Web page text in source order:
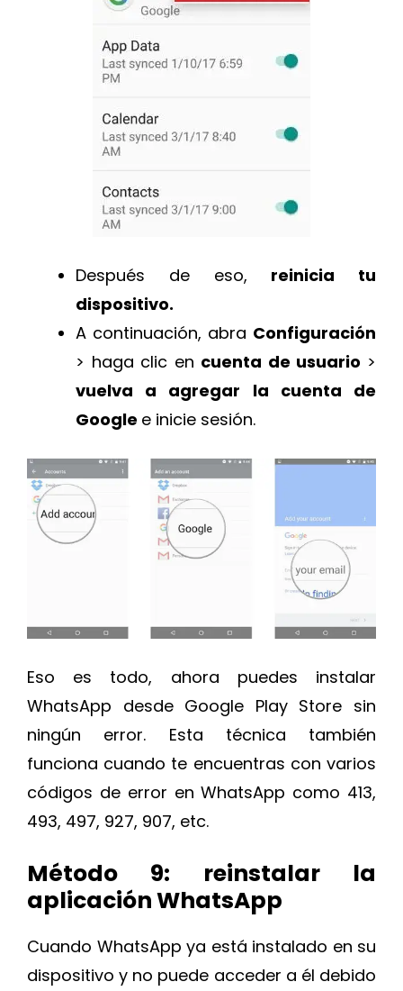
Después de eso, reinicia tu
dispositivo.
A continuación, abra Configuración
> haga clic en cuenta de usuario >
vuelva a agregar la cuenta de
Google e inicie sesión.
Eso es todo, ahora puedes instalar
WhatsApp desde Google Play Store sin
ningún error. Esta técnica también
funciona cuando te encuentras con varios
códigos de error en WhatsApp como 413,
493, 497, 927, 907, etc.
Método 9: reinstalar la
aplicación WhatsApp
Cuando WhatsApp ya está instalado en su
dispositivo y no puede acceder a él debido